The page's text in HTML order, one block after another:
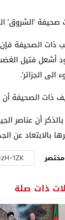
‘الشروق’
الصحيفة فإن
أشعل فتيل
الى الجزائر’.
ذات الصحيفة أن
أن عناصر
بالابتعاد عن
ذات صلة